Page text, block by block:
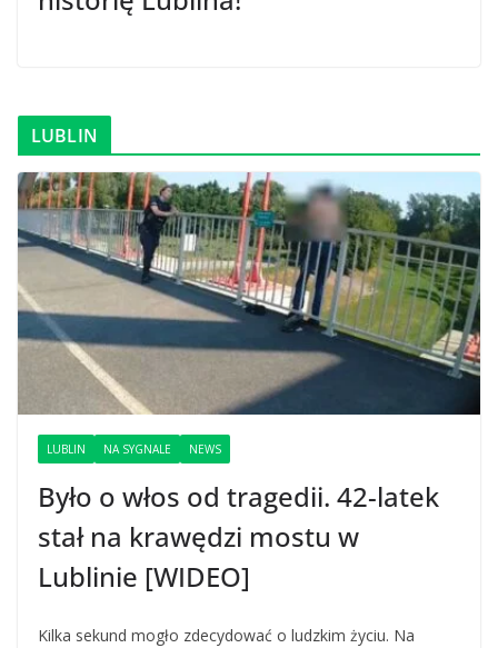
LUBLIN
LUBLIN NA SYGNALE NEWS
Było o włos od tragedii. 42-latek
stał na krawędzi mostu w
Lublinie [WIDEO]
Kilka sekund mogło zdecydować o ludzkim życiu. Na